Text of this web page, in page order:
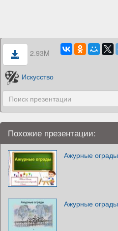
2.93M
Искусство
Похожие презентации:
Ажурные ограды
Ажурные ограды